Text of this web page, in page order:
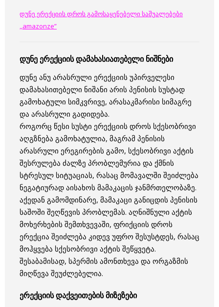
დუნე ერექციის დროს გამოსაყენებელი საშუალებები
,,amazonze”
დუნე ერექციის დამახასიათებელი ნიშნები
დუნე ანუ არასრული ერექციის უპირველესი
დამახასითებელი ნიშანი არის პენისის სუსტად
გამოხატული სიმკვრივე, არასაკმარისი სიმაგრე
და არასრული გადიდება.
როგორც წესი სუსტი ერექციის დროს სქესობრივი
აღგზნება გამოხატულია, მაგრამ პენისის
არასრული ერეგირების გამო, სქესობრივი აქტის
შესრულება ძალზე პრობლემურია და ქმნის
სტრესულ სიტუაციას, რასაც მომავალში შეიძლება
ნეგატიურად აისახოს მამაკაცის ჯანმრთელობაზე.
აქედან გამომდინარე, მამაკაცი განიცდის პენისის
საშოში შეღწევის პრობლემას. აღნიშნული აქტის
მოხერხების შემთხვევაში, ფრიქციის დროს
ერექცია შეიძლება კიდევ უფრო შესუსტდეს, რასაც
მოჰყვება სქესობრივი აქტის შეწყვეტა.
შესაბამისად, სპერმის ამონთხევა და ორგაზმის
მიღწევა შეუძლებელია.
ერექციის დაქვეითების მიზეზები